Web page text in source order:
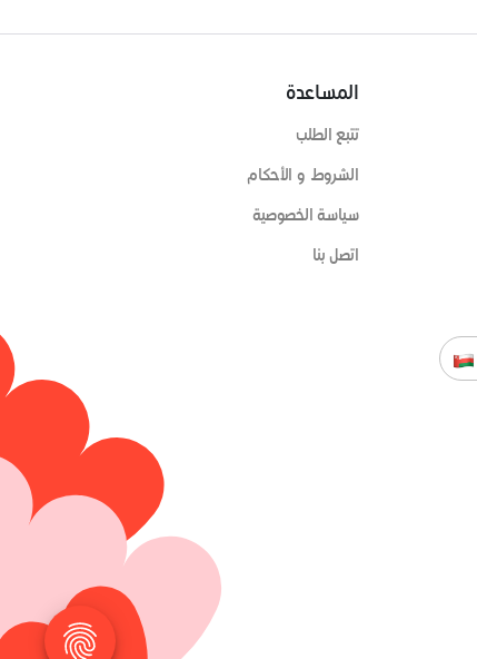
المساعدة
تتبع الطلب
الشروط و الأحكام
سياسة الخصوصية
اتصل بنا